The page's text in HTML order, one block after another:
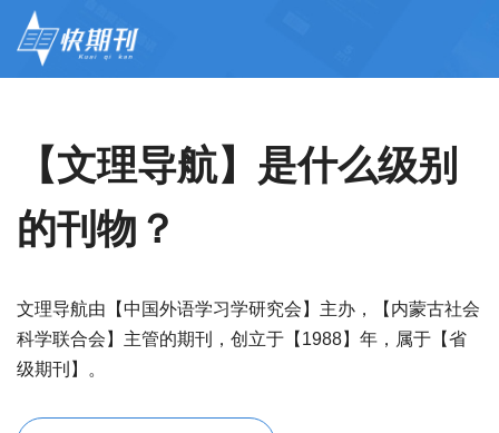
【文理导航】是什么级别
的刊物？
文理导航由【中国外语学习学研究会】主办，【内蒙古社会
科学联合会】主管的期刊，创立于【1988】年，属于【省
级期刊】。